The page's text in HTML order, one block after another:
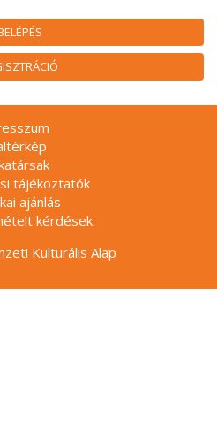
tájékoztatók
ajánlás
kérdések
Kulturális Alap